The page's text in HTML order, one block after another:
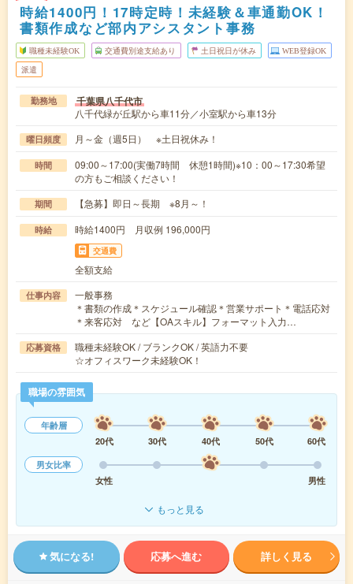
時給1400円！17時定時！未経験＆車通勤OK！
書類作成など部内アシスタント事務
職種未経験OK 交通費別途支給あり 土日祝日が休み WEB登録OK
派遣
勤務地 千葉県八千代市
八千代緑が丘駅から車11分／小室駅から車13分
曜日頻度 月～金（週5日） ※土日祝休み！
時間
09:00～17:00(実働7時間 休憩1時間)※10：00～17:30希望
の方もご相談ください！
期間 【急募】即日～長期 ※8月～！
時給 時給1400円 月収例 196,000円
交通費
全額支給
仕事内容
一般事務
＊書類の作成＊スケジュール確認＊営業サポート＊電話応対
＊来客応対 など【OAスキル】フォーマット入力…
応募資格
職種未経験OK / ブランクOK / 英語力不要
☆オフィスワーク未経験OK！
職場の雰囲気
年齢層
20代
30代 40代 50代
60代
男女比率
女性
男性
もっと見る
気になる! 応募へ進む 詳しく見る